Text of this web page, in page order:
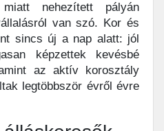
nehezített pályán
van szó. Kor és
sincs új a nap alatt: jól
képzettek kevésbé
az aktív korosztály
legtöbbször évről évre